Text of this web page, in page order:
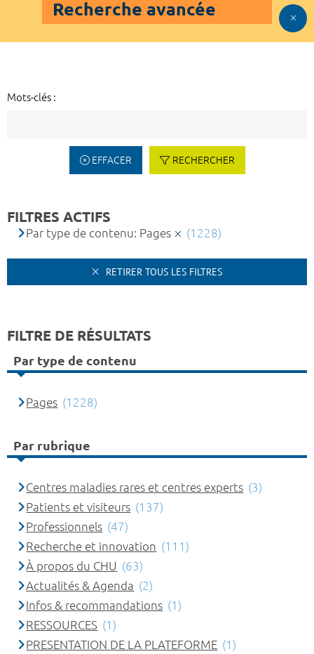
Recherche avancée
Mots-clés :
EFFACER RECHERCHER
FILTRES ACTIFS
Par type de contenu: Pages (1228)
RETIRER TOUS LES FILTRES
FILTRE DE RÉSULTATS
Par type de contenu
Pages (1228)
Par rubrique
Centres maladies rares et centres experts (3)
Patients et visiteurs (137)
Professionnels (47)
Recherche et innovation (111)
À propos du CHU (63)
Actualités & Agenda (2)
Infos & recommandations (1)
RESSOURCES (1)
PRESENTATION DE LA PLATEFORME (1)